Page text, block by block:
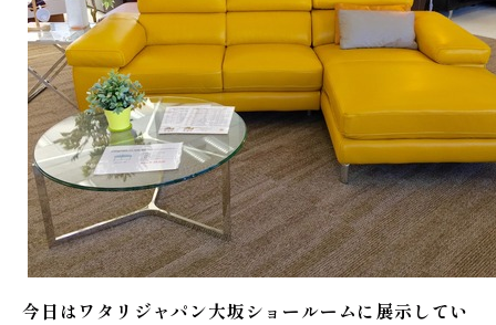
今日はワタリジャパン大坂ショールームに展示してい